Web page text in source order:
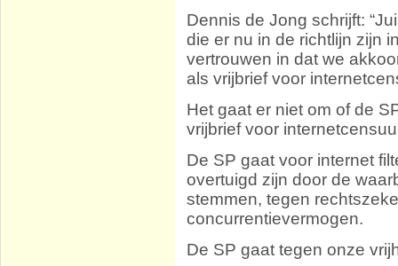
Dennis de Jong schrijft:
die er nu in de richtlijn zijn
vertrouwen in dat we
als vrijbrief voor
Het gaat er niet om of de
vrijbrief voor
De SP gaat voor internet
overtuigd zijn door de
stemmen, tegen
concurrentievermogen.
De SP gaat tegen onze